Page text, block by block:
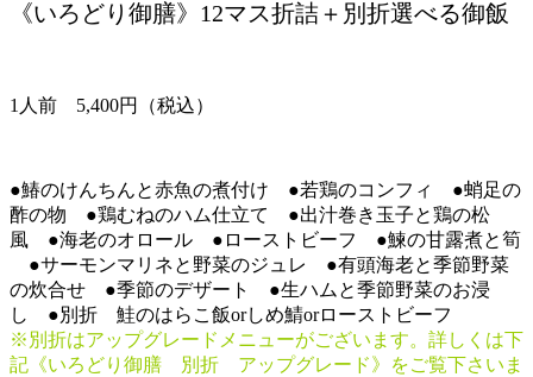
《いろどり御膳》12マス折詰＋別折選べる御飯
1人前 5,400円（税込）
●鰆のけんちんと赤魚の煮付け ●若鶏のコンフィ ●蛸足の
酢の物 ●鶏むねのハム仕立て ●出汁巻き玉子と鶏の松
風 ●海老のオロール ●ローストビーフ ●鰊の甘露煮と筍
●サーモンマリネと野菜のジュレ ●有頭海老と季節野菜
の炊合せ ●季節のデザート ●生ハムと季節野菜のお浸
し ●別折 鮭のはらこ飯orしめ鯖orローストビーフ
※別折はアップグレードメニューがございます。詳しくは下
記《いろどり御膳 別折 アップグレード》をご覧下さいま